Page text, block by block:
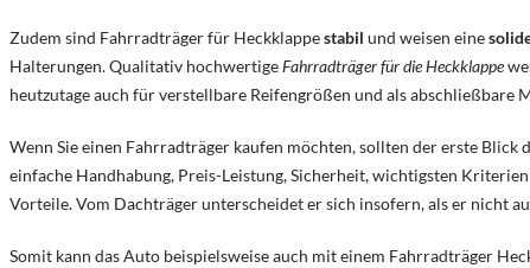
Zudem sind Fahrradträger für Heckklappestabil und weisen eine
Halterungen. Qualitativ hochwertigeFahrradträger für die Heckklappe
heutzutage auch für verstellbare Reifengrößen und als abschließbare
Wenn Sie einen Fahrradträger kaufen möchten, sollten der erste Blick
einfache Handhabung, Preis-Leistung, Sicherheit, wichtigsten
Vorteile. Vom Dachträger unterscheidet er sich insofern, als er nicht
Somit kann das Auto beispielsweise auch mit einem Fahrradträger